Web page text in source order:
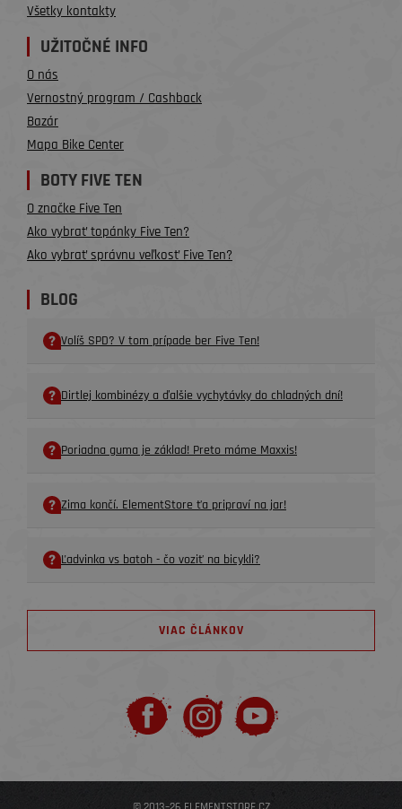
Všetky kontakty
UŽITOČNÉ INFO
O nás
Vernostný program / Cashback
Bazár
Mapa Bike Center
BOTY FIVE TEN
O značke Five Ten
Ako vybrať topánky Five Ten?
Ako vybrať správnu veľkosť Five Ten?
BLOG
Volíš SPD? V tom prípade ber Five Ten!
Dirtlej kombinézy a ďalšie vychytávky do chladných dní!
Poriadna guma je základ! Preto máme Maxxis!
Zima končí. ElementStore ťa pripraví na jar!
Ľadvinka vs batoh - čo voziť na bicykli?
VIAC ČLÁNKOV